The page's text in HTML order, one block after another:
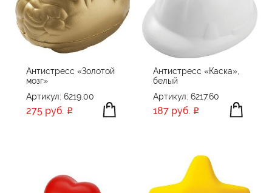
Антистресс «Золотой
мозг»
Артикул: 6219.00
275 руб.
Антистресс «Каска»,
белый
Артикул: 6217.60
187 руб.